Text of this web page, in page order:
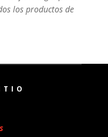
los productos de